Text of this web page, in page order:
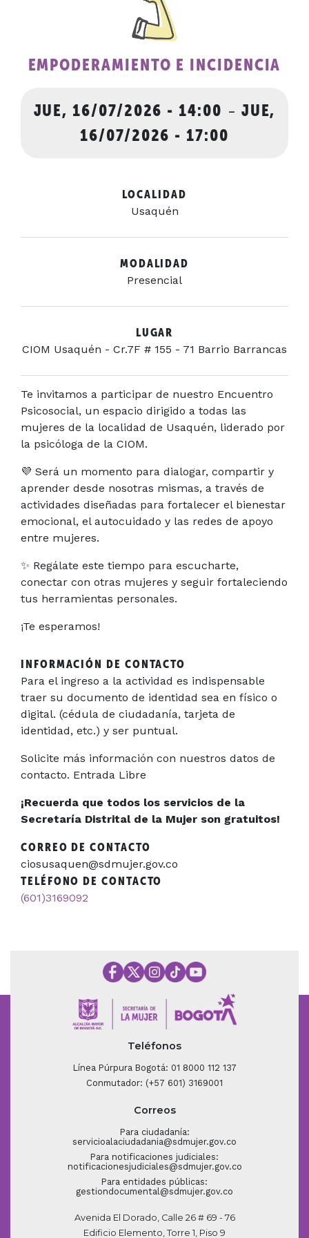
EMPODERAMIENTO E INCIDENCIA
JUE, 16/07/2026 - 14:00 - JUE,
16/07/2026 - 17:00
LOCALIDAD
Usaquén
MODALIDAD
Presencial
LUGAR
CIOM Usaquén - Cr.7F # 155 - 71 Barrio Barrancas
Te invitamos a participar de nuestro Encuentro
Psicosocial, un espacio dirigido a todas las
mujeres de la localidad de Usaquén, liderado por
la psicóloga de la CIOM.
💜 Será un momento para dialogar, compartir y
aprender desde nosotras mismas, a través de
actividades diseñadas para fortalecer el bienestar
emocional, el autocuidado y las redes de apoyo
entre mujeres.
✨ Regálate este tiempo para escucharte,
conectar con otras mujeres y seguir fortaleciendo
tus herramientas personales.
¡Te esperamos!
INFORMACIÓN DE CONTACTO
Para el ingreso a la actividad es indispensable
traer su documento de identidad sea en físico o
digital. (cédula de ciudadanía, tarjeta de
identidad, etc.) y ser puntual.
Solicite más información con nuestros datos de
contacto. Entrada Libre
¡Recuerda que todos los servicios de la
Secretaría Distrital de la Mujer son gratuitos!
CORREO DE CONTACTO
ciosusaquen@sdmujer.gov.co
TELÉFONO DE CONTACTO
(601)3169092
Teléfonos
Línea Púrpura Bogotá: 01 8000 112 137
Conmutador: (+57 601) 3169001
Correos
Para ciudadanía:
servicioalaciudadania@sdmujer.gov.co
Para notificaciones judiciales:
notificacionesjudiciales@sdmujer.gov.co
Para entidades públicas:
gestiondocumental@sdmujer.gov.co
Avenida El Dorado, Calle 26 # 69 - 76
Edificio Elemento, Torre 1, Piso 9